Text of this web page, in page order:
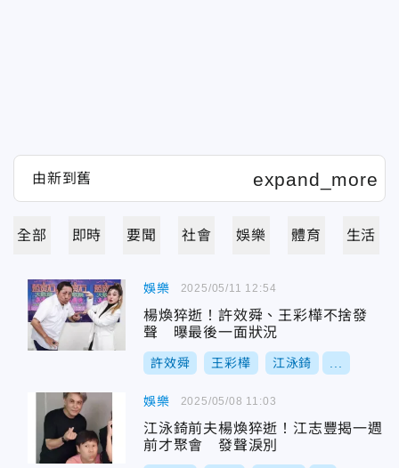
全部 即時 要聞 社會 娛樂 體育 生活
娛樂
楊煥猝逝！許效舜、王彩樺不捨發
聲 曝最後一面狀況
許效舜 王彩樺 江泳錡
2025/05/11 12:54
娛樂
江泳錡前夫楊煥猝逝！江志豐揭一週
前才聚會 發聲淚別
2025/05/08 11:03